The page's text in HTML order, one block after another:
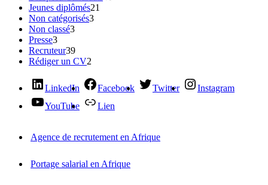
Jeunes diplômés21
Non catégorisés3
Non classé3
Presse3
Recruteur39
Rédiger un CV2
LinkedIn Facebook Twitter
Instagram
YouTube
Lien
Agence de recrutement en Afrique
Portage salarial en Afrique